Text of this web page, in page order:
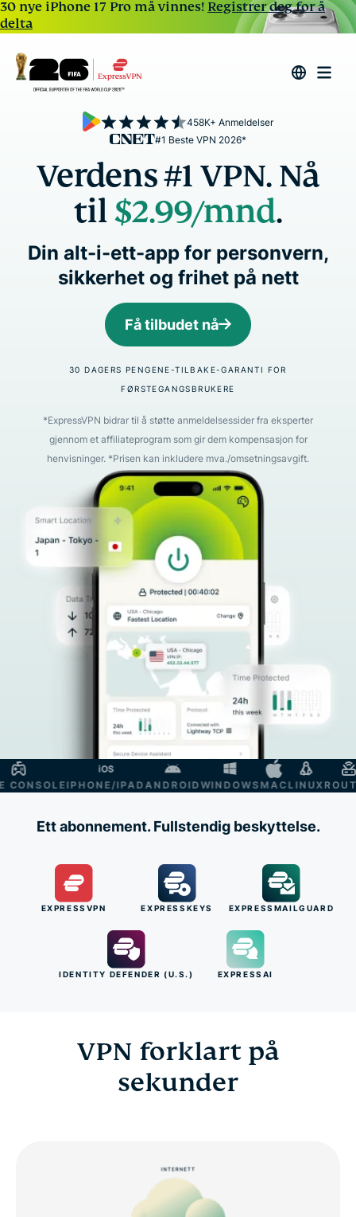
30 nye iPhone 17 Pro må vinnes! Registrer deg for å
delta
#1 Beste VPN 2026*
458K+ Anmeldelser
Verdens #1 VPN. Nå
til$2.99/mnd.
Din alt-i-ett-app for personvern,
sikkerhet og frihet på nett
Få tilbudet nå
30 DAGERS PENGENE-TILBAKE-GARANTI FOR
FØRSTEGANGSBRUKERE
*ExpressVPN bidrar til å støtte anmeldelsessider fra eksperter
gjennom et affiliateprogram som gir dem kompensasjon for
henvisninger. *Prisen kan inkludere mva./omsetningsavgift.
IPHONE/IPADANDROID WINDOWSMACLINUXROUTER
Ett abonnement. Fullstendig beskyttelse.
EXPRESSVPN EXPRESSKEYS EXPRESSMAILGUARD
IDENTITY DEFENDER (U.S.) EXPRESSAI
VPN forklart på
sekunder